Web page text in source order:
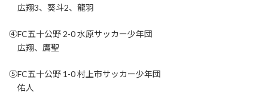
広翔3、葵斗2、龍羽
④FC五十公野 2-0 水原サッカー少年団
広翔、鷹聖
⑤FC五十公野 1-0 村上市サッカー少年団
佑人